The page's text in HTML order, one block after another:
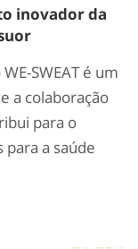
inovador da
SWEAT é um
a colaboração
para o
a saúde